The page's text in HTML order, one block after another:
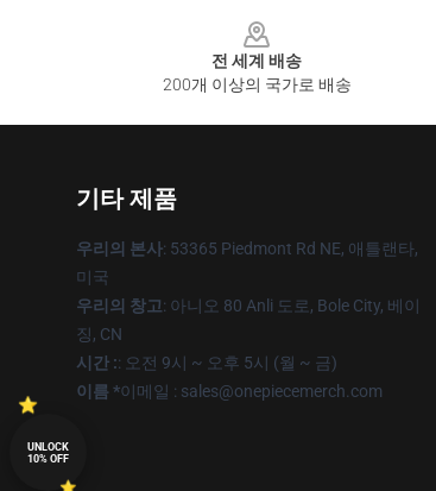
전 세계 배송
200개 이상의 국가로 배송
기타 제품
우리의 본사: 53365 Piedmont Rd NE, 애틀랜타,
미국
우리의 창고: 아니오 80 Anli 도로, Bole City, 베이
징, CN
시간 :: 오전 9시 ~ 오후 5시 (월 ~ 금)
이름 *이메일 : sales@onepiecemerch.com
UNLOCK
10% OFF